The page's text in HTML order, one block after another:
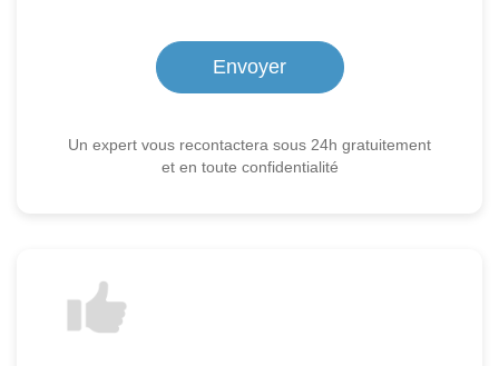
Un expert vous recontactera sous 24h gratuitement
et en toute confidentialité